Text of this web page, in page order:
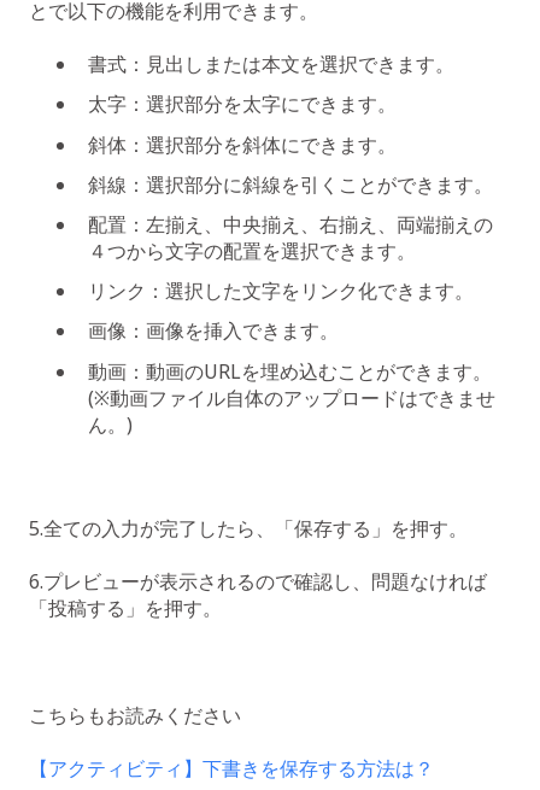
とで以下の機能を利用できます。
書式：見出しまたは本文を選択できます。
太字：選択部分を太字にできます。
斜体：選択部分を斜体にできます。
斜線：選択部分に斜線を引くことができます。
配置：左揃え、中央揃え、右揃え、両端揃えの
４つから文字の配置を選択できます。
リンク：選択した文字をリンク化できます。
画像：画像を挿入できます。
動画：動画のURLを埋め込むことができます。
(※動画ファイル自体のアップロードはできませ
ん。)
5.全ての入力が完了したら、「保存する」を押す。
6.プレビューが表示されるので確認し、問題なければ
「投稿する」を押す。
こちらもお読みください
【アクティビティ】下書きを保存する方法は？